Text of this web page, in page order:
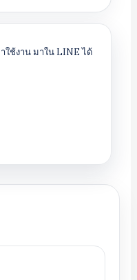
ใช้งาน มาใน LINE ได้